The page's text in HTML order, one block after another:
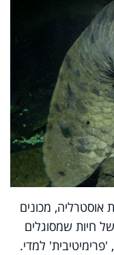
אוסטרליה, מכונים
חיות שמסוגלים
למדי.